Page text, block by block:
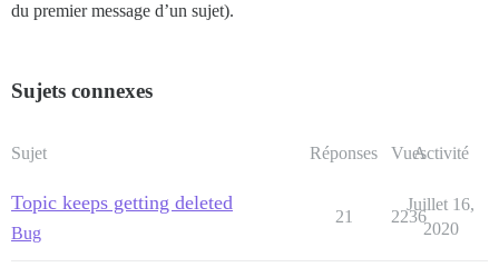
du premier message d’un sujet).
Sujets connexes
Sujet Réponses VuesActivité
Topic keeps getting deleted
Bug
21 2236
Juillet 16,
2020